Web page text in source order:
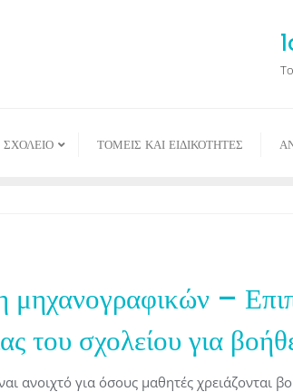
ΣΧΟΛΕΙΟ ΤΟΜΕΙΣ ΚΑΙ ΕΙΔΙΚΟΤΗΤΕΣ
μηχανογραφικών –
του σχολείου για
ανοιχτό για όσους μαθητές χρειάζονται